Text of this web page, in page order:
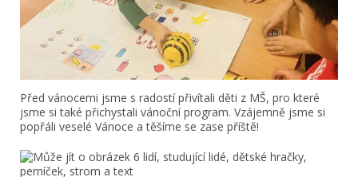
Před vánocemi jsme s radostí přivítali děti z MŠ, pro které
jsme si také přichystali vánoční program. Vzájemně jsme si
popřáli veselé Vánoce a těšíme se zase příště!